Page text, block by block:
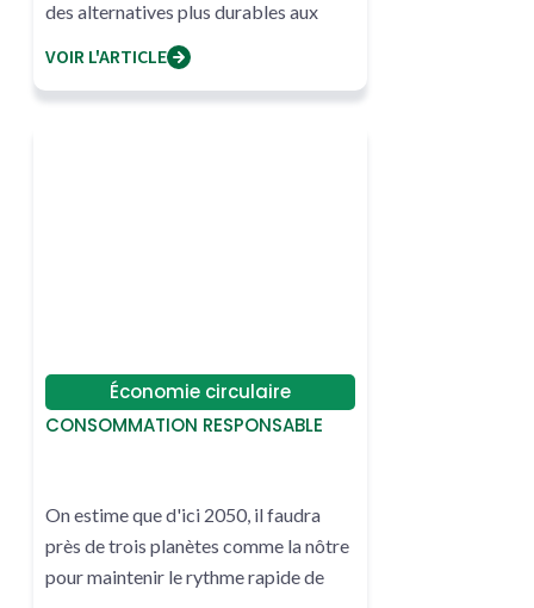
des alternatives plus durables aux
VOIR L'ARTICLE
Économie circulaire
CONSOMMATION RESPONSABLE
On estime que d'ici 2050, il faudra
près de trois planètes comme la nôtre
pour maintenir le rythme rapide de